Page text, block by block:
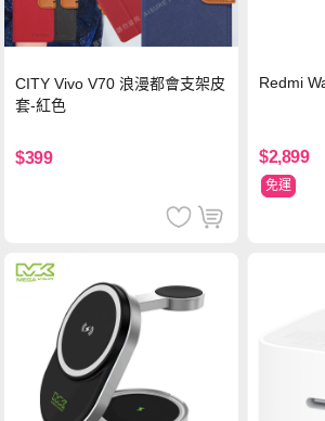
CITY Vivo V70 浪漫都會支架皮
套-紅色
$399
Redmi
$2,899
免運